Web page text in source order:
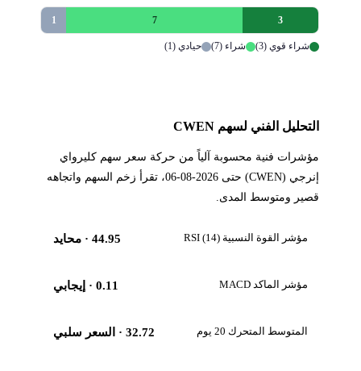
3
7
1
شراء قوي (3) شراء (7) حيادي (1)
التحليل الفني لسهم CWEN
مؤشرات فنية محسوبة آلياً من حركة سعر سهم كليرواي
إنرجي (CWEN) حتى 2026-08-06، تقرأ زخم السهم واتجاهه
قصير ومتوسط المدى.
مؤشر القوة النسبية RSI (14) 44.95· محايد
مؤشر الماكد MACD 0.11· إيجابي
المتوسط المتحرك 20 يوم 32.72· السعر سلبي